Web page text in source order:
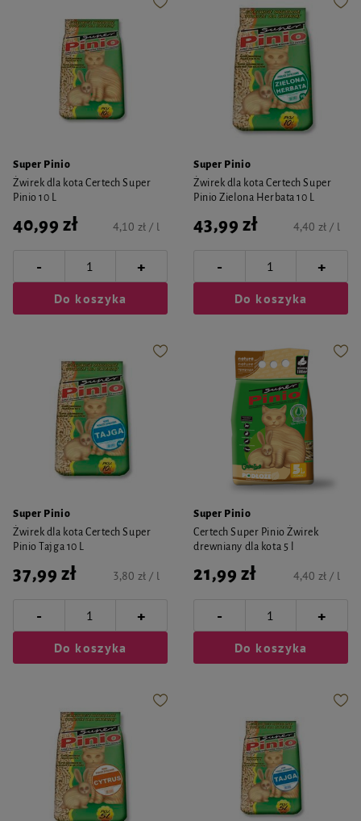
Super Pinio
Żwirek dla kota Certech Super
Pinio 10 L
40,99 zł 4,10 zł / l
- +
Do koszyka
Super Pinio
Żwirek dla kota Certech Super
Pinio Zielona Herbata 10 L
43,99 zł 4,40 zł / l
- +
Do koszyka
Super Pinio
Żwirek dla kota Certech Super
Pinio Tajga 10 L
37,99 zł 3,80 zł / l
- +
Do koszyka
Super Pinio
Certech Super Pinio Żwirek
drewniany dla kota 5 l
21,99 zł 4,40 zł / l
- +
Do koszyka